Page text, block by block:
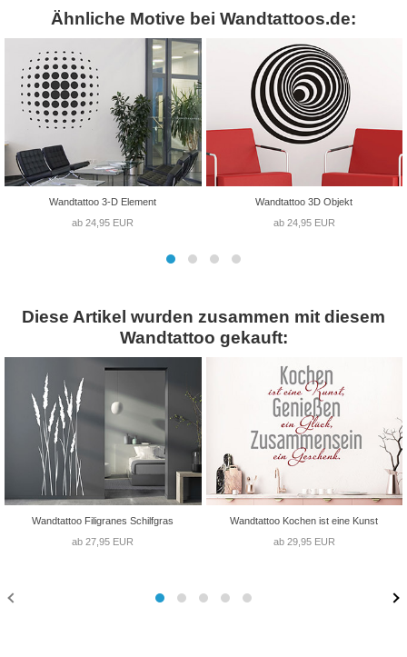
Ähnliche Motive bei Wandtattoos.de:
Wandtattoo 3-D Element
ab 24,95 EUR
Wandtattoo 3D Objekt
ab 24,95 EUR
Diese Artikel wurden zusammen mit diesem
Wandtattoo gekauft:
Wandtattoo Filigranes Schilfgras
ab 27,95 EUR
Wandtattoo Kochen ist eine Kunst
ab 29,95 EUR